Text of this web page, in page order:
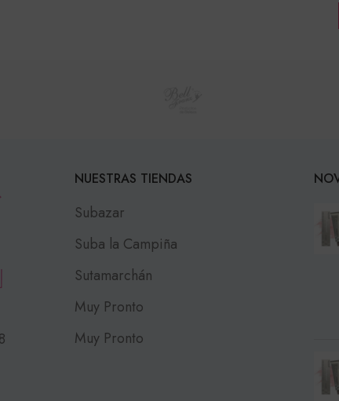
NUESTRAS TIENDAS
Subazar
Suba la Campiña
Sutamarchán
Muy Pronto
Muy Pronto